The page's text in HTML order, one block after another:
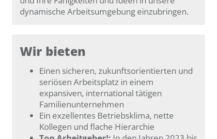
dynamische Arbeitsumgebung einzubringen.
Wir bieten
Einen sicheren, zukunftsorientierten und
seriösen Arbeitsplatz in einem
expansiven, international tätigen
Familienunternehmen
Ein exzellentes Betriebsklima, nette
Kollegen und flache Hierarchie